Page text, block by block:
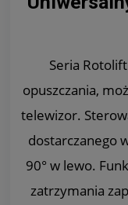
Seria
opuszczania,
telewizor.
dostarczanego
90° w lewo.
zatrzymania